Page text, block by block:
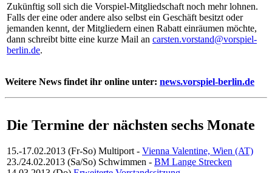
Zukünftig soll sich die Vorspiel-Mitgliedschaft noch mehr lohnen.
Falls der eine oder andere also selbst ein Geschäft besitzt oder
jemanden kennt, der Mitgliedern einen Rabatt einräumen möchte,
dann schreibt bitte eine kurze Mail an carsten.vorstand@vorspiel-
berlin.de.
Weitere News findet ihr online unter: news.vorspiel-berlin.de
Die Termine der nächsten sechs Monate
15.-17.02.2013 (Fr-So) Multiport - Vienna Valentine, Wien (AT)
23./24.02.2013 (Sa/So) Schwimmen - BM Lange Strecken